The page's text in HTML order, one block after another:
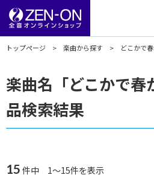
トップページ 楽曲から探す どこかで
楽曲名「どこかで
品検索結果
15 件中 1～15件を表示